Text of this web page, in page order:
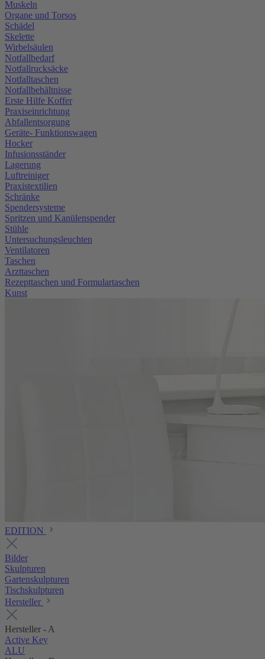
Muskeln
Organe und Torsos
Schädel
Skelette
Wirbelsäulen
Notfallbedarf
Notfallrucksäcke
Notfalltaschen
Notfallbehältnisse
Erste Hilfe Koffer
Praxiseinrichtung
Abfallentsorgung
Geräte- Funktionswagen
Hocker
Infusionsständer
Lagerung
Luftreiniger
Praxistextilien
Schränke
Spendersysteme
Spritzen und Kanülenspender
Stühle
Untersuchungsleuchten
Ventilatoren
Taschen
Arzttaschen
Rezepttaschen und Formulartaschen
Kunst
EDITION
Bilder
Skulpturen
Gartenskulpturen
Tischskulpturen
Hersteller
Hersteller - A
Active Key
ALU